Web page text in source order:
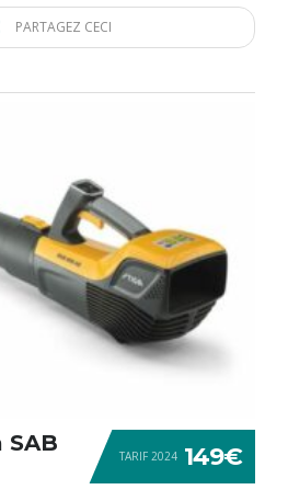
PARTAGEZ CECI
TARIF 2024 149€
SAB